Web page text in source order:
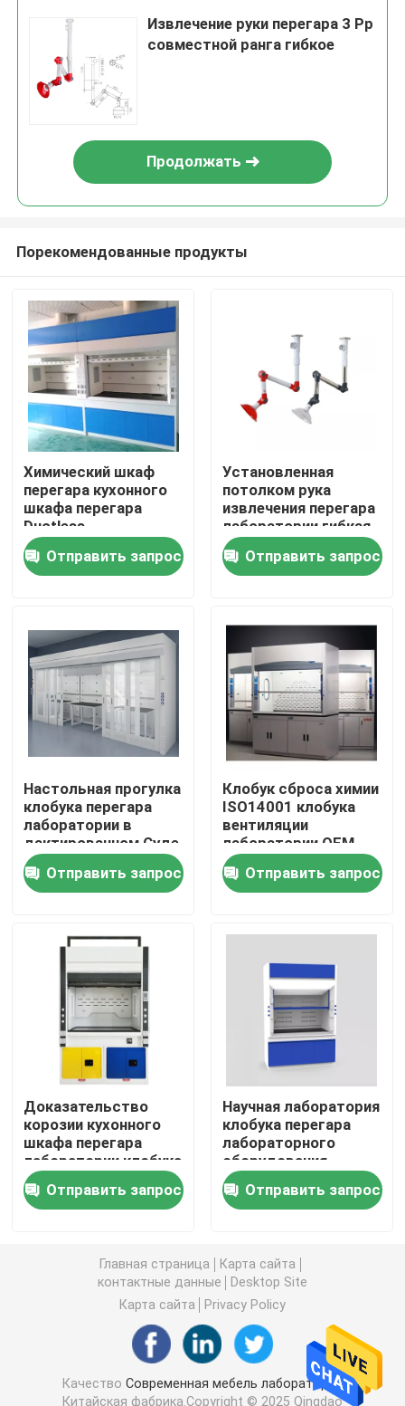
Дом
Продукты
Путешествие фабрики
Проверка качества
Свяжитесь мы
Случаи
Современная мебель лаборатории
Мебель лаборатории школы
Суд острова лаборатории
Суд стены лаборатории
Клобук перегара лаборатории
Суд баланса лаборатории
Шкаф хранения лаборатории
Шкаф хранения безопасности
биологический шкаф безопасности
Извлечение руки перегара 3 Pp
совместной ранга гибкое
Продолжать
Порекомендованные продукты
Химический шкаф
перегара кухонного
шкафа перегара
Ductless
Отправить запрос
Установленная
потолком рука
извлечения перегара
лаборатории гибкая
Отправить запрос
Настольная прогулка
клобука перегара
лаборатории в
дактированном Суде
работы науки
клобука перегара
Отправить запрос
Клобук сброса химии
ISO14001 клобука
вентиляции
лаборатории OEM
химический
Отправить запрос
Доказательство
корозии кухонного
шкафа перегара
лаборатории клобука
1800mm перегара
лаборатории
больницы
Отправить запрос
Научная лаборатория
клобука перегара
лабораторного
оборудования
клобука перегара
лаборатории
L1200mm
Отправить запрос
Главная страница
Карта сайта
контактные данные
Desktop Site
Карта сайта
Privacy Policy
Качество Современная мебель лаборатории
Китайская фабрика.Copyright © 2025 Qingdao